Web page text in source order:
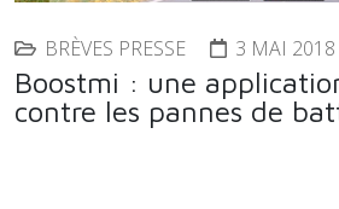
BRÈVES PRESSE 3 MAI 2018
Boostmi : une
contre les pannes de